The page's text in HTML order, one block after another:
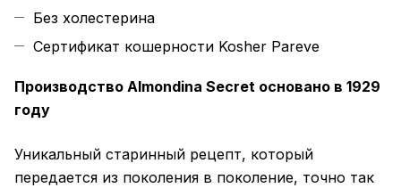
Без холестерина
Сертификат кошерности Kosher Pareve
Производство Almondina Secret основано в 1929
году
Уникальный старинный рецепт, который
передается из поколения в поколение, точно так